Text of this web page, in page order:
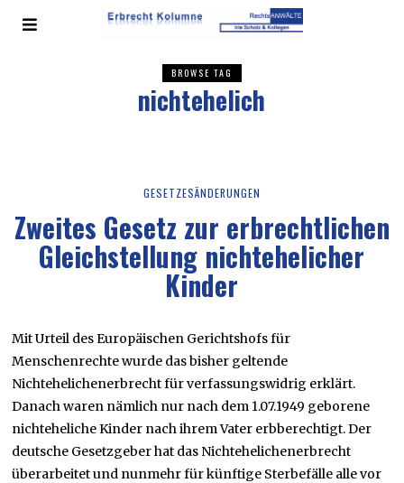
BROWSE TAG
nichtehelich
GESETZESÄNDERUNGEN
Zweites Gesetz zur erbrechtlichen
Gleichstellung nichtehelicher
Kinder
Mit Urteil des Europäischen Gerichtshofs für
Menschenrechte wurde das bisher geltende
Nichtehelichenerbrecht für verfassungswidrig erklärt.
Danach waren nämlich nur nach dem 1.07.1949 geborene
nichteheliche Kinder nach ihrem Vater erbberechtigt. Der
deutsche Gesetzgeber hat das Nichtehelichenerbrecht
überarbeitet und nunmehr für künftige Sterbefälle alle vor